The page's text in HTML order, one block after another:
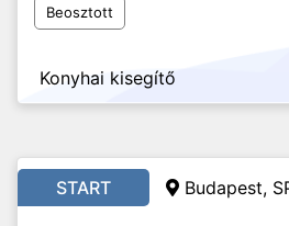
Beosztott
Konyhai kisegítő
START Budapest,